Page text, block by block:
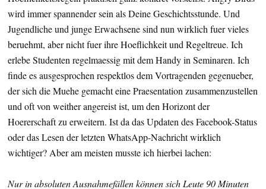
wird immer spannender sein als Deine Geschichtsstunde. Und
Jugendliche und junge Erwachsene sind nun wirklich fuer vieles
beruehmt, aber nicht fuer ihre Hoeflichkeit und Regeltreue. Ich
erlebe Studenten regelmaessig mit dem Handy in Seminaren. Ich
finde es ausgesprochen respektlos dem Vortragenden gegenueber,
der sich die Muehe gemacht eine Praesentation zusammenzustellen
und oft von weither angereist ist, um den Horizont der
Hoererschaft zu erweitern. Ist da das Updaten des Facebook-Status
oder das Lesen der letzten WhatsApp-Nachricht wirklich
wichtiger? Aber am meisten musste ich hierbei lachen:
Nur in absoluten Ausnahmefällen können sich Leute 90 Minuten